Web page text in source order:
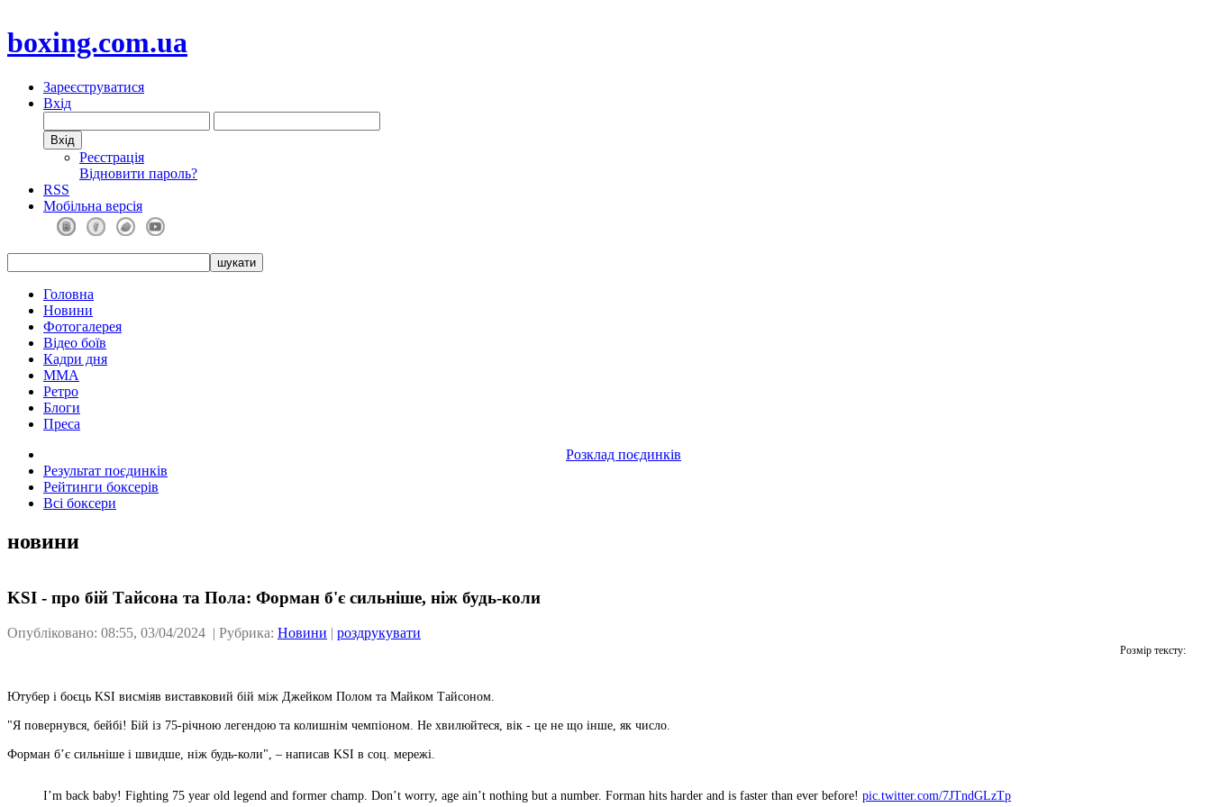
boxing.com.ua
Зареєструватися
Вхід
Реєстрація
Відновити пароль?
RSS
Мобільна версія
Головна
Новини
Фотогалерея
Відео боїв
Кадри дня
ММА
Ретро
Блоги
Преса
Розклад поєдинків
Результат поєдинків
Рейтинги боксерів
Всі боксери
новини
KSI - про бій Тайсона та Пола: Форман б'є сильніше, ніж будь-коли
Опубліковано: 08:55, 03/04/2024 | Рубрика: Новини | роздрукувати
Розмір тексту:
Ютубер і боєць KSI висміяв виставковий бій між Джейком Полом та Майком Тайсоном.
"Я повернувся, бейбі! Бій із 75-річною легендою та колишнім чемпіоном. Не хвилюйтеся, вік - це не що інше, як число.
Форман б’є сильніше і швидше, ніж будь-коли", – написав KSI в соц. мережі.
I’m back baby! Fighting 75 year old legend and former champ. Don’t worry, age ain’t nothing but a number. Forman hits harder and is faster than ever before! pic.twitter.com/7JTndGLzTp